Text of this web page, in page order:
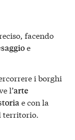
facendo
e
i borghi
l’arte
e con la
territorio.